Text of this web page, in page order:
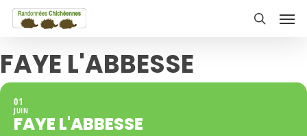
Skip
content
FAYE L'ABBESSE
01
JUIN
FAYE L'ABBESSE